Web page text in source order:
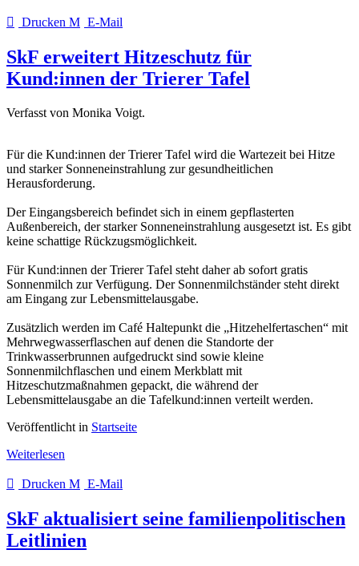
Drucken E-Mail
SkF erweitert Hitzeschutz für
Kund:innen der Trierer Tafel
Verfasst von Monika Voigt.
Für die Kund:innen der Trierer Tafel wird die Wartezeit bei Hitze
und starker Sonneneinstrahlung zur gesundheitlichen
Herausforderung.
Der Eingangsbereich befindet sich in einem gepflasterten
Außenbereich, der starker Sonneneinstrahlung ausgesetzt ist. Es gibt
keine schattige Rückzugsmöglichkeit.
Für Kund:innen der Trierer Tafel steht daher ab sofort gratis
Sonnenmilch zur Verfügung. Der Sonnenmilchständer steht direkt
am Eingang zur Lebensmittelausgabe.
Zusätzlich werden im Café Haltepunkt die „Hitzehelfertaschen“ mit
Mehrwegwasserflaschen auf denen die Standorte der
Trinkwasserbrunnen aufgedruckt sind sowie kleine
Sonnenmilchflaschen und einem Merkblatt mit
Hitzeschutzmaßnahmen gepackt, die während der
Lebensmittelausgabe an die Tafelkund:innen verteilt werden.
Veröffentlicht in Startseite
Weiterlesen
Drucken E-Mail
SkF aktualisiert seine familienpolitischen
Leitlinien